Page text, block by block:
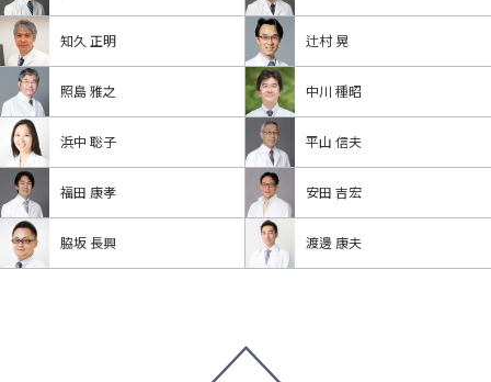
知久 正明 辻村 晃
照島 雅之 中川 種昭
浜中 聡子 平山 信夫
福田 康孝 安田 吉宏
脇坂 長興 渡邊 康夫